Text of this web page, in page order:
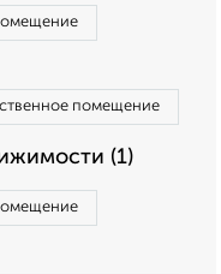
помещение
(1)